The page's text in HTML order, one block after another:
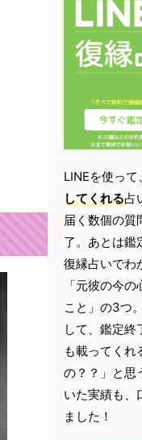
LINEを使って
してくれる占
届く数個の質
了。あとは鑑
復縁占いでわ
「元彼の今
こと」の3つ
して、鑑定終
も載ってくれ
の？？」と思
いた実績も、
ました！